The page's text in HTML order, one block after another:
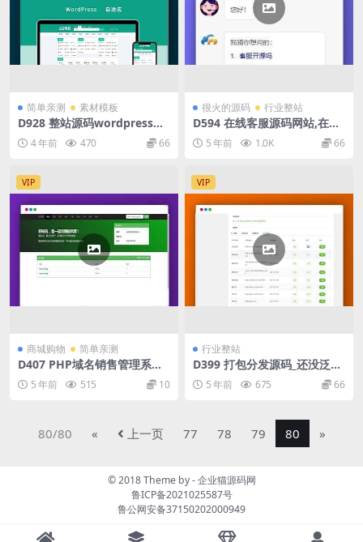
简单亲测 素材模板
D928 整站源码wordpress精
品网址导航主题模板 自适应手
机端4 年前 470 66
很火的源码 行业整站
D594 在线客服源码网站,在线
客服系统,支持APP小程序公众
号二维码聊天
5 年前 1.0K 66
VIP
商城购物 简单亲测
D407 PHP域名销售管理系统
网站源码 自适应电脑+手机端
5 年前 515 10
VIP
行业整站
D399 打包分发源码_还没泛滥
的一款打包免签分发平台+搭
建说明
5 年前 675 66
80/80 « 上一页 77 78 79 80 »
© 2018 Theme by -企业猫源码网
鲁ICP备2021025587号
鲁公网安备37150202000949